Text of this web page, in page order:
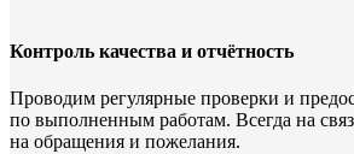
Контроль качества и отчётность
Проводим регулярные проверки и
по выполненным работам. Всегда на
на обращения и пожелания.